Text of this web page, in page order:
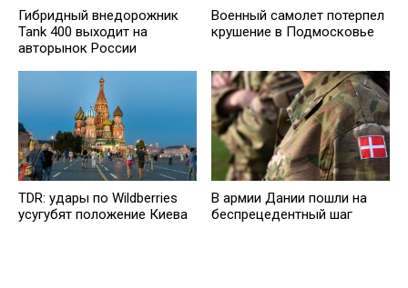
Гибридный внедорожник
Tank 400 выходит на
авторынок России
Военный самолет потерпел
крушение в Подмосковье
TDR: удары по Wildberries
усугубят положение Киева
В армии Дании пошли на
беспрецедентный шаг